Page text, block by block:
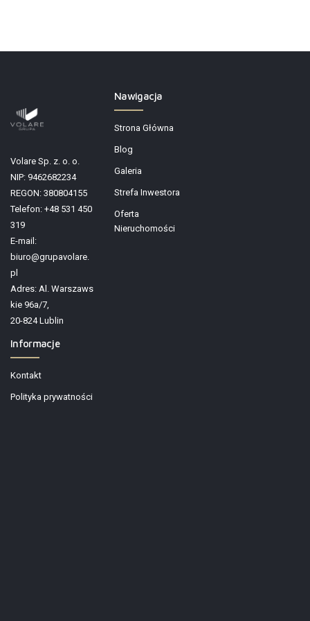
Volare Sp. z. o. o.
NIP: 9462682234
REGON: 380804155
Telefon: +48 531 450
319
E-mail:
biuro@grupavolare.
pl
Adres: Al. Warszaws
kie 96a/7,
20-824 Lublin
Nawigacja
Strona Główna
Blog
Galeria
Strefa Inwestora
Oferta
Nieruchomości
Informacje
Kontakt
Polityka prywatności